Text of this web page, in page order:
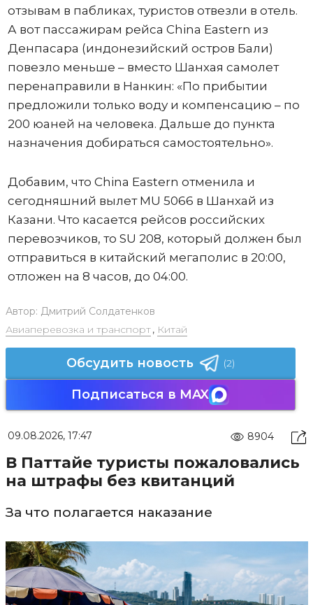
отзывам в пабликах, туристов отвезли в отель.
А вот пассажирам рейса China Eastern из
Денпасара (индонезийский остров Бали)
повезло меньше – вместо Шанхая самолет
перенаправили в Нанкин: «По прибытии
предложили только воду и компенсацию – по
200 юаней на человека. Дальше до пункта
назначения добираться самостоятельно».
Добавим, что China Eastern отменила и
сегодняшний вылет MU 5066 в Шанхай из
Казани. Что касается рейсов российских
перевозчиков, то SU 208, который должен был
отправиться в китайский мегаполис в 20:00,
отложен на 8 часов, до 04:00.
Автор: Дмитрий Солдатенков
Авиаперевозка и транспорт, Китай
Обсудить новость (2)
Подписаться в MAX
09.08.2026, 17:47 8904
В Паттайе туристы пожаловались
на штрафы без квитанций
За что полагается наказание